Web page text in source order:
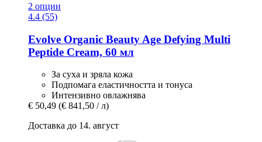
2 опции
4.4 (55)
Evolve Organic Beauty Age Defying Multi
Peptide Cream, 60 мл
За суха и зряла кожа
Подпомага еластичността и тонуса
Интензивно овлажнява
€ 50,49 (€ 841,50 / л)
Доставка до 14. август